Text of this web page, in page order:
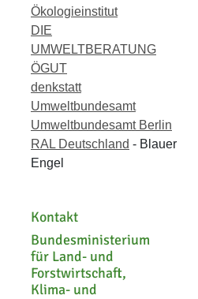
Ökologieinstitut
DIE
UMWELTBERATUNG
ÖGUT
denkstatt
Umweltbundesamt
Umweltbundesamt Berlin
RAL Deutschland - Blauer
Engel
Kontakt
Bundesministerium
für Land- und
Forstwirtschaft,
Klima- und